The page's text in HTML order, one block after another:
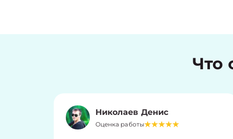
Что
Николаев Денис
Оценка работы